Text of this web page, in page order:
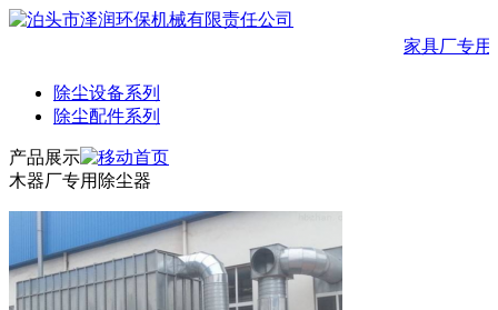
家具厂专用
除尘设备系列
除尘配件系列
产品展示
木器厂专用除尘器